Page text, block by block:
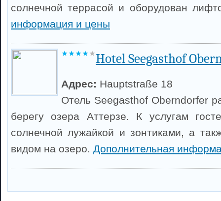
солнечной террасой и оборудован
информация и цены
Hotel Seegasthof
Адрес: Hauptstraße 18
Отель Seegasthof Oberndorfer
берегу озера Аттерзе. К услугам
солнечной лужайкой и зонтиками, а
видом на озеро. Дополнительная